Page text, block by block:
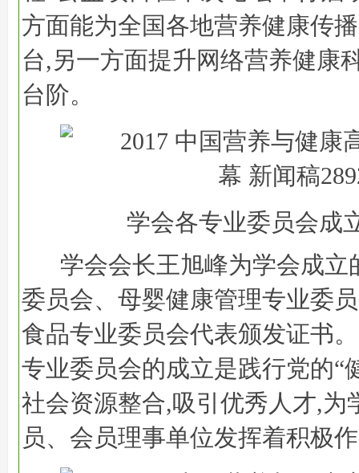
方面能为全国各地营养健康传
台,另一方面提升网络营养健康
台阶。
学会各专业委员会成
学会会长王旭峰为学会成立
委员会、母婴健康管理专业委
食品专业委员会代表颁发证书
专业委员会的成立是践行党的“
社会资源整合,吸引优秀人才,为
员、会员理事单位发挥着积极